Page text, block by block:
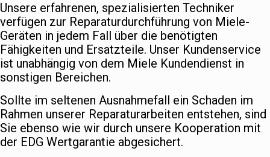
Unsere erfahrenen, spezialisierten Techniker
verfügen zur Reparaturdurchführung von Miele-
Geräten in jedem Fall über die benötigten
Fähigkeiten und Ersatzteile. Unser Kundenservice
ist unabhängig von dem Miele Kundendienst in
sonstigen Bereichen.
Sollte im seltenen Ausnahmefall ein Schaden im
Rahmen unserer Reparaturarbeiten entstehen, sind
Sie ebenso wie wir durch unsere Kooperation mit
der EDG Wertgarantie abgesichert.